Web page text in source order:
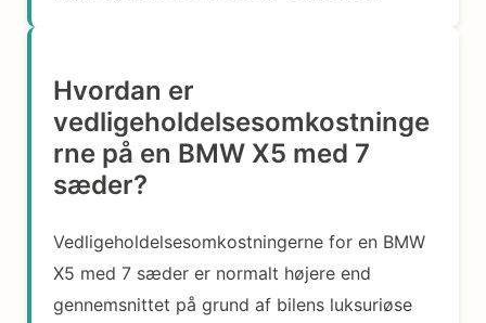
Hvordan er
vedligeholdelsesomkostninge
rne på en BMW X5 med 7
sæder?
Vedligeholdelsesomkostningerne for en BMW
X5 med 7 sæder er normalt højere end
gennemsnittet på grund af bilens luksuriøse